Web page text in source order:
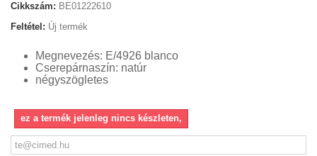
Cikkszám: BE01222610
Feltétel: Új termék
Megnevezés: E/4926 blanco
Cserepárnaszín: natúr
négyszögletes
ez a termék jelenleg nincs készleten,